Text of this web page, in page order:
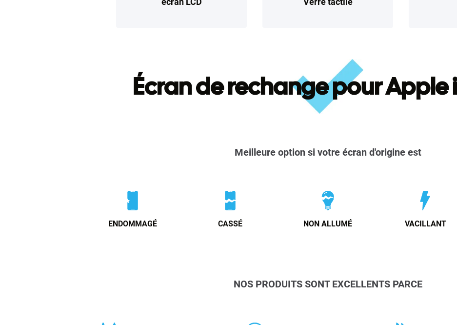
Écran de rechange pour Apple
Meilleure option si votre écran d'origine est
ENDOMMAGÉ CASSÉ NON ALLUMÉ VACILLANT
NOS PRODUITS SONT EXCELLENTS PARCE